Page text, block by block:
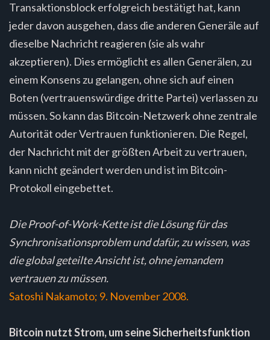
Transaktionsblock erfolgreich bestätigt hat, kann
jeder davon ausgehen, dass die anderen Generäle auf
dieselbe Nachricht reagieren (sie als wahr
akzeptieren). Dies ermöglicht es allen Generälen, zu
einem Konsens zu gelangen, ohne sich auf einen
Boten (vertrauenswürdige dritte Partei) verlassen zu
müssen. So kann das Bitcoin-Netzwerk ohne zentrale
Autorität oder Vertrauen funktionieren. Die Regel,
der Nachricht mit der größten Arbeit zu vertrauen,
kann nicht geändert werden und ist im Bitcoin-
Protokoll eingebettet.
Die Proof-of-Work-Kette ist die Lösung für das
Synchronisationsproblem und dafür, zu wissen, was
die global geteilte Ansicht ist, ohne jemandem
vertrauen zu müssen.
Satoshi Nakamoto; 9. November 2008.
Bitcoin nutzt Strom, um seine Sicherheitsfunktion